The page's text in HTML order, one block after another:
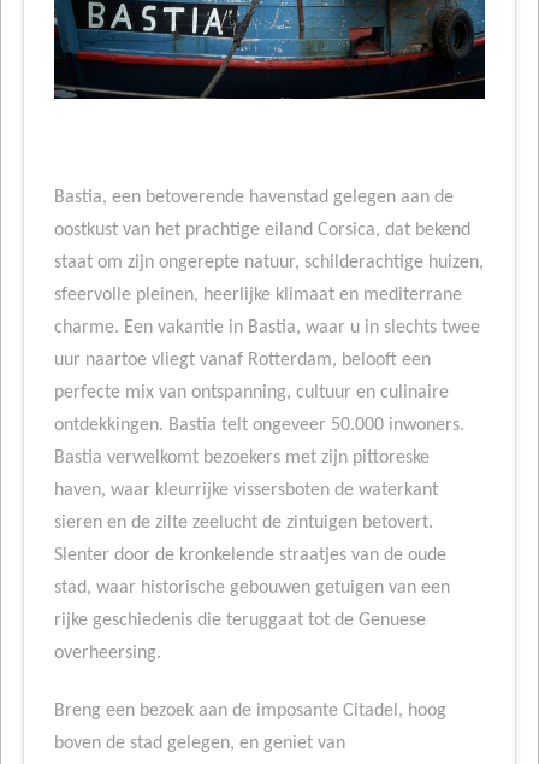
Bastia, een betoverende havenstad gelegen aan de
oostkust van het prachtige eiland Corsica, dat bekend
staat om zijn ongerepte natuur, schilderachtige huizen,
sfeervolle pleinen, heerlijke klimaat en mediterrane
charme. Een vakantie in Bastia, waar u in slechts twee
uur naartoe vliegt vanaf Rotterdam, belooft een
perfecte mix van ontspanning, cultuur en culinaire
ontdekkingen. Bastia telt ongeveer 50.000 inwoners.
Bastia verwelkomt bezoekers met zijn pittoreske
haven, waar kleurrijke vissersboten de waterkant
sieren en de zilte zeelucht de zintuigen betovert.
Slenter door de kronkelende straatjes van de oude
stad, waar historische gebouwen getuigen van een
rijke geschiedenis die teruggaat tot de Genuese
overheersing.
Breng een bezoek aan de imposante Citadel, hoog
boven de stad gelegen, en geniet van